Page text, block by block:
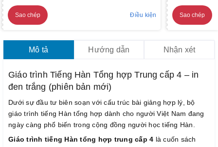
Sao chép Điều kiện Sao chép
Mô tả Hướng dẫn Nhận xét
Giáo trình Tiếng Hàn Tổng hợp Trung cấp 4 – in
đen trắng (phiên bản mới)
Dưới sự đầu tư biên soạn với cấu trúc bài giảng hợp lý, bộ
giáo trình tiếng Hàn tổng hợp dành cho người Việt Nam đang
ngày càng phổ biến trong cộng đồng người học tiếng Hàn.
Giáo trình tiếng Hàn tổng hợp trung cấp 4 là cuốn sách